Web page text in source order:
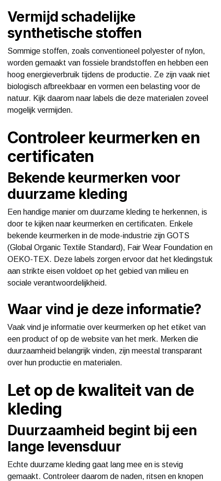
Vermijd schadelijke
synthetische stoffen
Sommige stoffen, zoals conventioneel polyester of nylon,
worden gemaakt van fossiele brandstoffen en hebben een
hoog energieverbruik tijdens de productie. Ze zijn vaak niet
biologisch afbreekbaar en vormen een belasting voor de
natuur. Kijk daarom naar labels die deze materialen zoveel
mogelijk vermijden.
Controleer keurmerken en
certificaten
Bekende keurmerken voor
duurzame kleding
Een handige manier om duurzame kleding te herkennen, is
door te kijken naar keurmerken en certificaten. Enkele
bekende keurmerken in de mode-industrie zijn GOTS
(Global Organic Textile Standard), Fair Wear Foundation en
OEKO-TEX. Deze labels zorgen ervoor dat het kledingstuk
aan strikte eisen voldoet op het gebied van milieu en
sociale verantwoordelijkheid.
Waar vind je deze informatie?
Vaak vind je informatie over keurmerken op het etiket van
een product of op de website van het merk. Merken die
duurzaamheid belangrijk vinden, zijn meestal transparant
over hun productie en materialen.
Let op de kwaliteit van de
kleding
Duurzaamheid begint bij een
lange levensduur
Echte duurzame kleding gaat lang mee en is stevig
gemaakt. Controleer daarom de naden, ritsen en knopen